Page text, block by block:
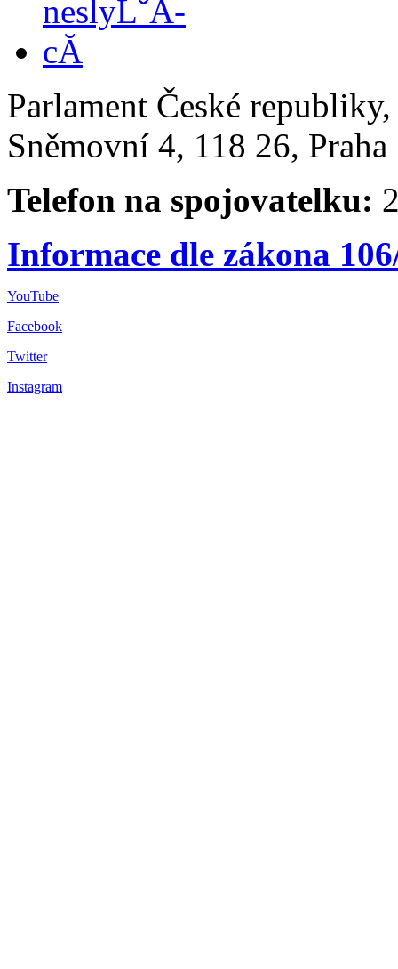
Parlament České
Sněmovní 4, 118 26,
Telefon na spojovatelku:
Informace dle zákona
YouTube
Facebook
Twitter
Instagram